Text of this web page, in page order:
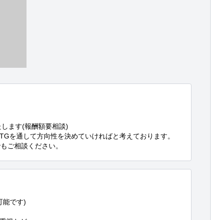
ます(報酬額要相談)
を通して方向性を決めていければと考えております。
ご相談ください。
能です)